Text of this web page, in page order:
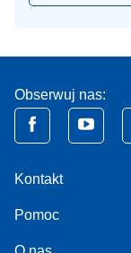
Obserwuj nas:
Kontakt
Pomoc